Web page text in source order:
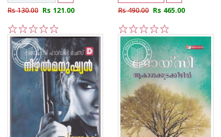
Rs 130.00 Rs 121.00
5
4
3
2
1
Rs 490.00 Rs 465.00
5
4
3
2
1